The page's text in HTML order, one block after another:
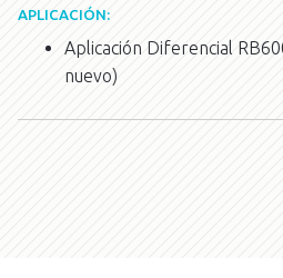
APLICACIÓN:
Aplicación Diferencial
nuevo)